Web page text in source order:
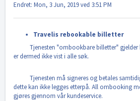
Endret: Mon, 3 Jun, 2019 ved 3:51 PM
Travelis rebookable billetter
Tjenesten "ombookbare billetter" gjelder
er dermed ikke vist i alle søk.
Tjenesten må signeres og betales
dette kan ikke legges etterpå. All ombooking
gjøres gjennom vår kundeservice.